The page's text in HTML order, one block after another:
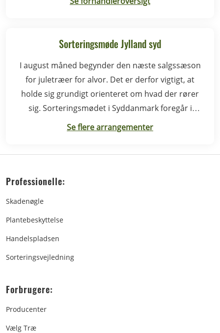
Sorteringsmøde Jylland syd
I august måned begynder den næste salgssæson
for juletræer for alvor. Det er derfor vigtigt, at
holde sig grundigt orienteret om hvad der rører
sig. Sorteringsmødet i Syddanmark foregår i
Se flere arrangementer
Professionelle:
Skadenøgle
Plantebeskyttelse
Handelspladsen
Sorteringsvejledning
Forbrugere:
Producenter
Vælg Træ